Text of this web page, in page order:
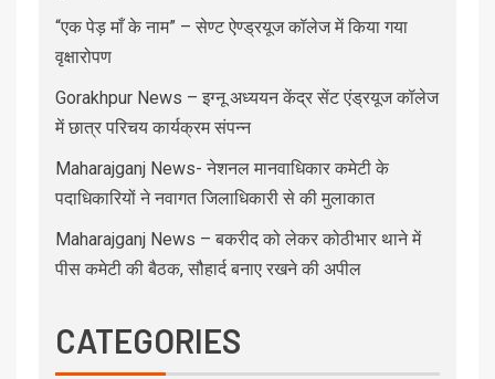
“एक पेड़ माँ के नाम” – सेण्ट ऐण्ड्रयूज कॉलेज में किया गया
वृक्षारोपण
Gorakhpur News – इग्नू अध्ययन केंद्र सेंट एंड्रयूज कॉलेज
में छात्र परिचय कार्यक्रम संपन्न
Maharajganj News- नेशनल मानवाधिकार कमेटी के
पदाधिकारियों ने नवागत जिलाधिकारी से की मुलाकात
Maharajganj News – बकरीद को लेकर कोठीभार थाने में
पीस कमेटी की बैठक, सौहार्द बनाए रखने की अपील
CATEGORIES